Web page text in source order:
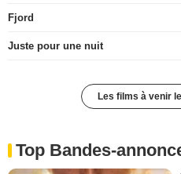
Fjord
Juste pour une nuit
Les films à venir
Top Bandes-